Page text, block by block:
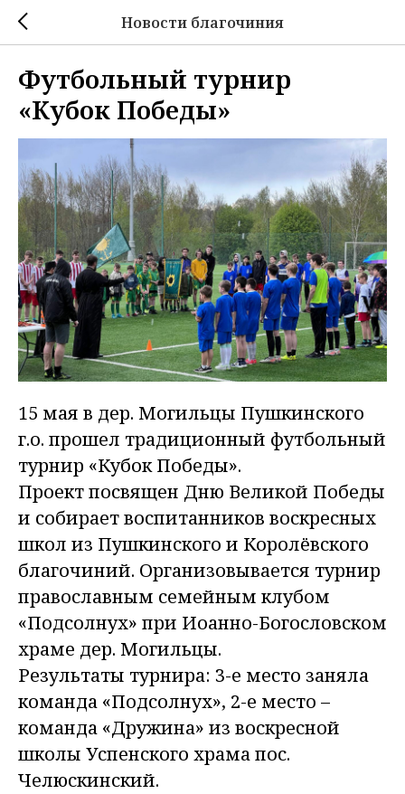
Новости благочиния
Футбольный турнир
«Кубок Победы»
15 мая в дер. Могильцы Пушкинского
г.о. прошел традиционный футбольный
турнир «Кубок Победы».
Проект посвящен Дню Великой Победы
и собирает воспитанников воскресных
школ из Пушкинского и Королёвского
благочиний. Организовывается турнир
православным семейным клубом
«Подсолнух» при Иоанно-Богословском
храме дер. Могильцы.
Результаты турнира: 3-е место заняла
команда «Подсолнух», 2-е место –
команда «Дружина» из воскресной
школы Успенского храма пос.
Челюскинский.